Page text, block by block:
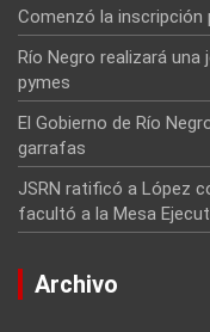
Comenzó la inscripción
Río Negro realizará
pymes
El Gobierno de Río
garrafas
JSRN ratificó a López
facultó a la Mesa
Archivo